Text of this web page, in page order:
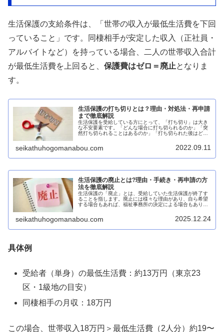
生活保護の支給条件は、「世帯の収入が最低生活費を下回
っていること」です。同棲相手が安定した収入（正社員・
アルバイトなど）を持っている場合、二人の世帯収入合計
が最低生活費を上回ると、 保護費はゼロ＝廃止となりま
す。
生活保護の打ち切りとは？理由・対処法・再申請
まで徹底解説
生活保護を受給している方にとって、「打ち切り」は大き
な不安要素です。「どんな場合に打ち切られるのか」「突
然打ち切られることはあるのか」「打ち切られた後はどう
seikathuhogomanabou.com 2022.09.11
生活保護の廃止とは?理由・手続き・再申請の方
法を徹底解説
生活保護の「廃止」とは、受給していた生活保護が終了す
ることを指します。廃止には様々な理由があり、自ら希望
する場合もあれば、福祉事務所の決定による場合もありま
seikathuhogomanabou.com 2025.12.24
具体例
受給者（単身）の最低生活費：約13万円（東京23
区・1級地の目安）
同棲相手の月収：18万円
この場合、世帯収入18万円＞最低生活費（2人分）約19〜